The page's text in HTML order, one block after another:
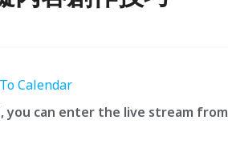
Calendar
you can enter the live stream from